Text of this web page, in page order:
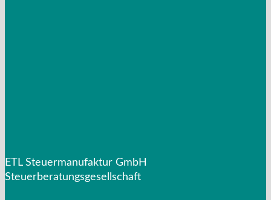
ETL Steuermanufaktur GmbH
Steuerberatungsgesellschaft